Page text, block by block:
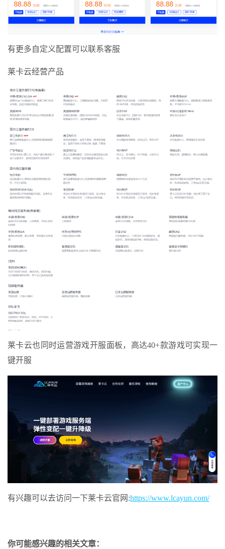
有更多自定义配置可以联系客服
莱卡云经营产品
莱卡云也同时运营游戏开服面板，高达40+款游戏可实现一
键开服
有兴趣可以去访问一下莱卡云官网:https://www.lcayun.com/
你可能感兴趣的相关文章：